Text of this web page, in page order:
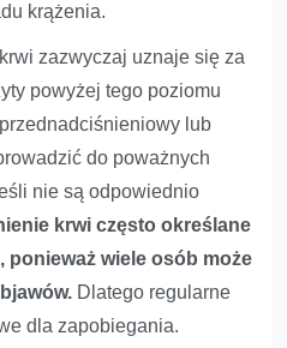
krążenia.
zazwyczaj uznaje się za
powyżej tego poziomu
lub
do poważnych
nie są odpowiednio
krwi często określane
ponieważ wiele osób może
Dlatego regularne
dla zapobiegania.